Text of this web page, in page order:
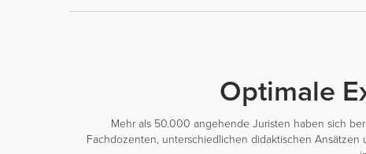
Optimale
Mehr als 50.000 angehende Juristen haben sich
Fachdozenten, unterschiedlichen didaktischen